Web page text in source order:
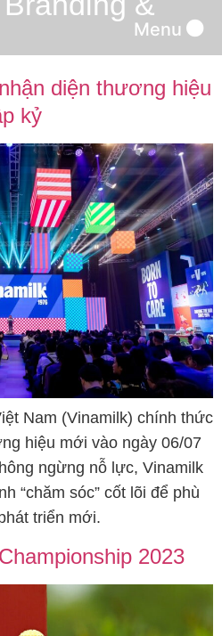
Menu
diện thương hiệu
kỷ
Nam (Vinamilk) chính thức
hiệu mới vào ngày 06/07
ngừng nỗ lực, Vinamilk
“chăm sóc” cốt lõi để phù
triển mới.
2023